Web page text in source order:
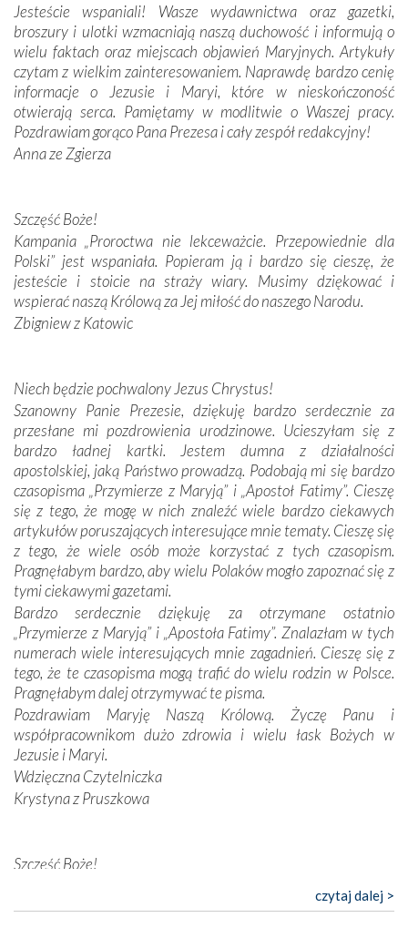
Podążyliśmy też śladami fatimskich wizjonerów – Łucji
dos Santos oraz świętych Hiacynty i Franciszka Marto.
Modliliśmy się przy ich grobach. Odprawiliśmy Drogę
Krzyżową w ich rodzinnych stronach, odwiedziliśmy
domy, w których żyli.
W miejscu objawień Matki Bożej zapaliliśmy świece
przywiezione wraz z intencjami powierzonymi nam przez
spotykaliśmy się z serdeczną otwartością
Portugalczyków. Podziwialiśmy ich ludową sztukę i
zwyczaje. Mimo że nasze kraje są od siebie bardzo
oddalone, w żaden sposób nie czuliśmy się obco.
Sprawiła to oczywiście sama Matka Boża, ale też
kulturowa bliskość biorąca swój początek w naszej
wspólnej wierze. Podczas wyjazdów do historycznych
mieliśmy okazję przekonać się, że Maryja swoją opieką
otacza nie tylko nasz naród, lecz wszystkie nacje, które
się Jej ufnie oddają, a także każdą osobę, która zawierza
Jej siebie oraz swych bliskich.
Dzieje Portugalii to również historia wierności Bogu i
odstępstw, także w życiu władców. Trudne momenty w
wymiarze tak osobistym, jak i zbiorowym, przypominają o
konieczności ciągłego zabiegania o własną duszę i o łaskę
Opatrzności. Wierność przynosi pomyślność –
przynajmniej w życiu duchowym. Odstępstwo owocuje
nieszczęściem i śmiercią. Te uniwersalne prawdy
przychodziły na myśl, gdy słuchaliśmy opowieści
przewodników o portugalskich monarchach i wodzach,
zwycięskich bitwach i nieszczęśliwych losach grzesznych
kochanków.
Byli tym razem pośród Apostołów Fatimy reprezentanci
każdego spośród żyjących pokoleń. Najmłodszy uczestnik
liczył sobie 13 lat, zaś senior, pan Zdzisław – już 94.
Całe życie marzyłem, by tu przyjechać
rozmowie.
bez obecności duszpasterza – księdza Krzysztofa.
wysłuchania Mszy Świętej, dawał on wyrazy swej
Jesteście wspaniali! Wasze wydawnictwa oraz gazetki,
broszury i ulotki wzmacniają naszą duchowość i informują o
wielu faktach oraz miejscach objawień Maryjnych. Artykuły
czytam z wielkim zainteresowaniem. Naprawdę bardzo cenię
informacje o Jezusie i Maryi, które w nieskończoność
otwierają serca. Pamiętamy w modlitwie o Waszej pracy.
Pozdrawiam gorąco Pana Prezesa i cały zespół redakcyjny!
Anna ze Zgierza
Szczęść Boże!
Kampania „Proroctwa nie lekceważcie. Przepowiednie dla
Polski” jest wspaniała. Popieram ją i bardzo się cieszę, że
jesteście i stoicie na straży wiary. Musimy dziękować i
wspierać naszą Królową za Jej miłość do naszego Narodu.
Zbigniew z Katowic
Niech będzie pochwalony Jezus Chrystus!
Szanowny Panie Prezesie, dziękuję bardzo serdecznie za
przesłane mi pozdrowienia urodzinowe. Ucieszyłam się z
bardzo ładnej kartki. Jestem dumna z działalności
apostolskiej, jaką Państwo prowadzą. Podobają mi się bardzo
czasopisma „Przymierze z Maryją” i „Apostoł Fatimy”. Cieszę
się z tego, że mogę w nich znaleźć wiele bardzo ciekawych
artykułów poruszających interesujące mnie tematy. Cieszę się
z tego, że wiele osób może korzystać z tych czasopism.
Pragnęłabym bardzo, aby wielu Polaków mogło zapoznać się z
tymi ciekawymi gazetami.
Bardzo serdecznie dziękuję za otrzymane ostatnio
„Przymierze z Maryją” i „Apostoła Fatimy”. Znalazłam w tych
numerach wiele interesujących mnie zagadnień. Cieszę się z
tego, że te czasopisma mogą trafić do wielu rodzin w Polsce.
Pragnęłabym dalej otrzymywać te pisma.
Pozdrawiam Maryję Naszą Królową. Życzę Panu i
współpracownikom dużo zdrowia i wielu łask Bożych w
Jezusie i Maryi.
Wdzięczna Czytelniczka
Krystyna z Pruszkowa
Szczęść Boże!
to pismo, które bardzo sobie cenię i szanuję. Redagujecie
czytaj dalej >